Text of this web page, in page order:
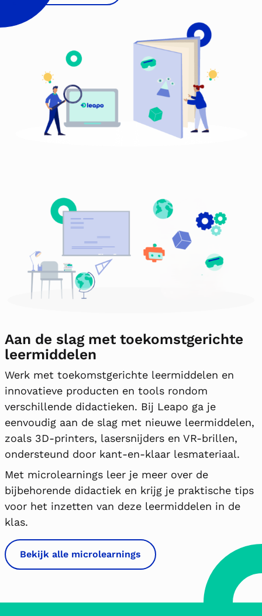
Aan de slag met toekomstgerichte
leermiddelen
Werk met toekomstgerichte leermiddelen en
innovatieve producten en tools rondom
verschillende didactieken. Bij Leapo ga je
eenvoudig aan de slag met nieuwe leermiddelen,
zoals 3D-printers, lasersnijders en VR-brillen,
ondersteund door kant-en-klaar lesmateriaal.
Met microlearnings leer je meer over de
bijbehorende didactiek en krijg je praktische tips
voor het inzetten van deze leermiddelen in de
klas.
Bekijk alle microlearnings